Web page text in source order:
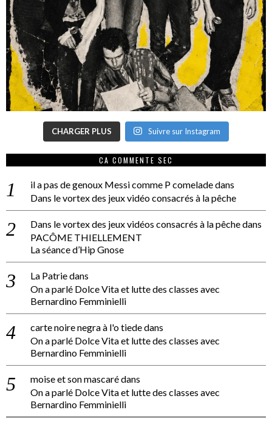
CHARGER PLUS Suivre sur Instagram
CA COMMENTE SEC
il a pas de genoux Messi comme P comeladedans
Dans le vortex des jeux vidéo consacrés à la pêche
Dans le vortex des jeux vidéos consacrés à la pêchedans
PACÔME THIELLEMENT
La séance d’Hip Gnose
La Patriedans
On a parlé Dolce Vita et lutte des classes avec
Bernardino Femminielli
carte noire negra à l'o tiededans
On a parlé Dolce Vita et lutte des classes avec
Bernardino Femminielli
moise et son mascarédans
On a parlé Dolce Vita et lutte des classes avec
Bernardino Femminielli